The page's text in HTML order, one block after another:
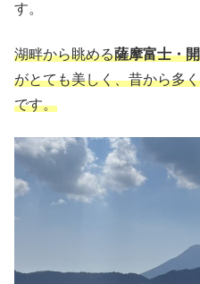
す。
湖畔から眺める薩摩富士・
がとても美しく、昔から多
です。